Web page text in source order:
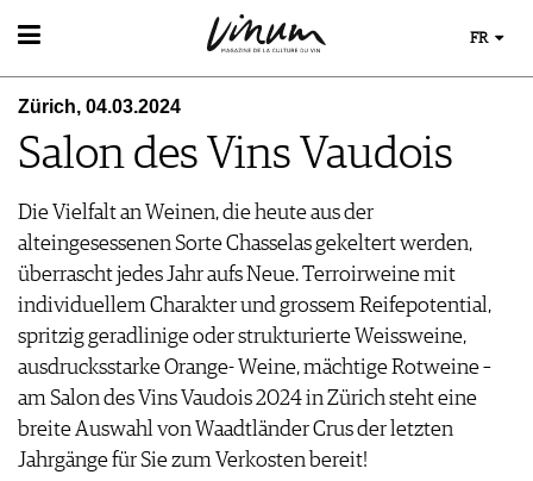
VIN
RECHERCHE DE VINS
GUIDE DU VIGNOBLE
WINETRADECLUB
DÉCOUVERTE
COUPS DE CŒUR
GUIDE DES MILLÉSIMES
UNIQUE WINERIES
MONDE DU VIN
AU RESTAURANT
ÉVÉNEMENT CALENDRIER
CONCOURS DE VIN
IMAGES DES ÉVÉNEMENTS
MAGAZINE
LES HISTOIRES DU VIN
GUIDE DES VINS
EXTRAS
ABONNER
MÉDIATHÈQUE
GALÉRIES DE PHOTOS
NEWS
ÉCONOMIE DU VIN
FR
Zürich, 04.03.2024
Salon des Vins Vaudois
Die Vielfalt an Weinen, die heute aus der
alteingesessenen Sorte Chasselas gekeltert werden,
überrascht jedes Jahr aufs Neue. Terroirweine mit
individuellem Charakter und grossem Reifepotential,
spritzig geradlinige oder strukturierte Weissweine,
ausdrucksstarke Orange- Weine, mächtige Rotweine –
am Salon des Vins Vaudois 2024 in Zürich steht eine
breite Auswahl von Waadtländer Crus der letzten
Jahrgänge für Sie zum Verkosten bereit!